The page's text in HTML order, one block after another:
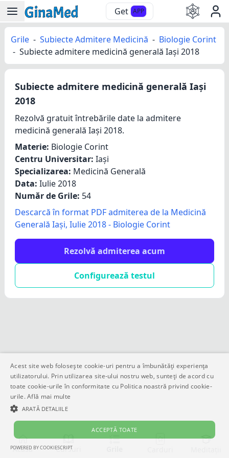
Get APP
Grile - Subiecte Admitere Medicină - Biologie Corint
- Subiecte admitere medicină generală Iași 2018
Subiecte admitere medicină generală Iași
2018
Rezolvă gratuit întrebările date la admitere
medicină generală Iași 2018.
Materie: Biologie Corint
Centru Universitar: Iași
Specializarea: Medicină Generală
Data: Iulie 2018
Număr de Grile: 54
Descarcă în format PDF admiterea de la Medicină
Generală Iași, Iulie 2018 - Biologie Corint
Rezolvă admiterea acum
Configurează testul
Acasă Cursuri
Acest site web folosește cookie-uri pentru a îmbunătăți experiența
utilizatorului. Prin utilizarea site-ului nostru web, sunteți de acord cu
toate cookie-urile în conformitate cu Politica noastră privind cookie-
urile.Află mai multe
ARATĂ DETALIILE
ACCEPTĂ TOATE
STRICT NECESARE
POWERED BY COOKIESCRIPT